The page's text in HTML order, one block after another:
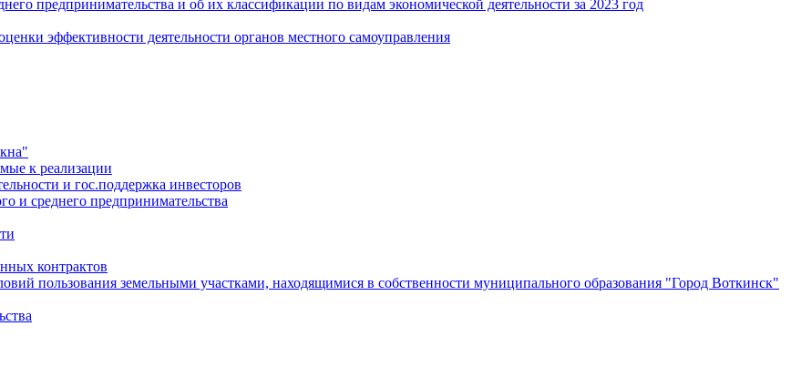
предпринимательства и об их классификации по видам экономической деятельности за 2023 год
эффективности деятельности органов местного самоуправления
к реализации
и гос.поддержка инвесторов
и среднего предпринимательства
контрактов
пользования земельными участками, находящимися в собственности муниципального образования "Город Воткинск"